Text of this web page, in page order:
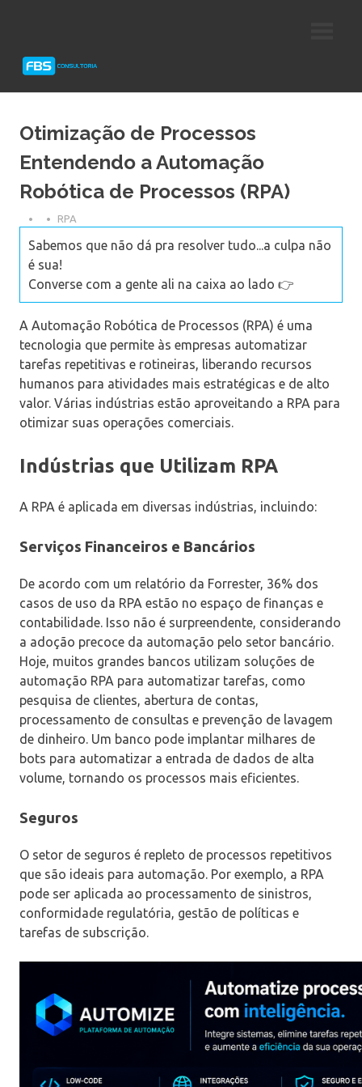
Protheus
Otimização de Processos
Entendendo a Automação
Robótica de Processos (RPA)
RPA
Sabemos que não dá pra resolver tudo...a culpa não
é sua!
Converse com a gente ali na caixa ao lado 👉
A Automação Robótica de Processos (RPA) é uma
tecnologia que permite às empresas automatizar
tarefas repetitivas e rotineiras, liberando recursos
humanos para atividades mais estratégicas e de alto
valor. Várias indústrias estão aproveitando a RPA para
otimizar suas operações comerciais.
Indústrias que Utilizam RPA
A RPA é aplicada em diversas indústrias, incluindo:
Serviços Financeiros e Bancários
De acordo com um relatório da Forrester, 36% dos
casos de uso da RPA estão no espaço de finanças e
contabilidade. Isso não é surpreendente, considerando
a adoção precoce da automação pelo setor bancário.
Hoje, muitos grandes bancos utilizam soluções de
automação RPA para automatizar tarefas, como
pesquisa de clientes, abertura de contas,
processamento de consultas e prevenção de lavagem
de dinheiro. Um banco pode implantar milhares de
bots para automatizar a entrada de dados de alta
volume, tornando os processos mais eficientes.
Seguros
O setor de seguros é repleto de processos repetitivos
que são ideais para automação. Por exemplo, a RPA
pode ser aplicada ao processamento de sinistros,
conformidade regulatória, gestão de políticas e
tarefas de subscrição.